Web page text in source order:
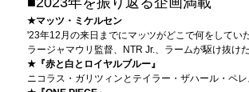
★マッツ・ミケルセン
'23年12月の来日までにマッツがどこで何をしてい
ラージャマウリ監督、NTR Jr.、ラームが駆け抜け
★『赤と白とロイヤルブルー』
ニコラス・ガリツィンとテイラー・ザハール・ペ